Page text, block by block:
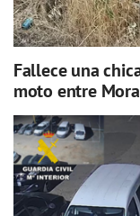
Fallece una
moto entre